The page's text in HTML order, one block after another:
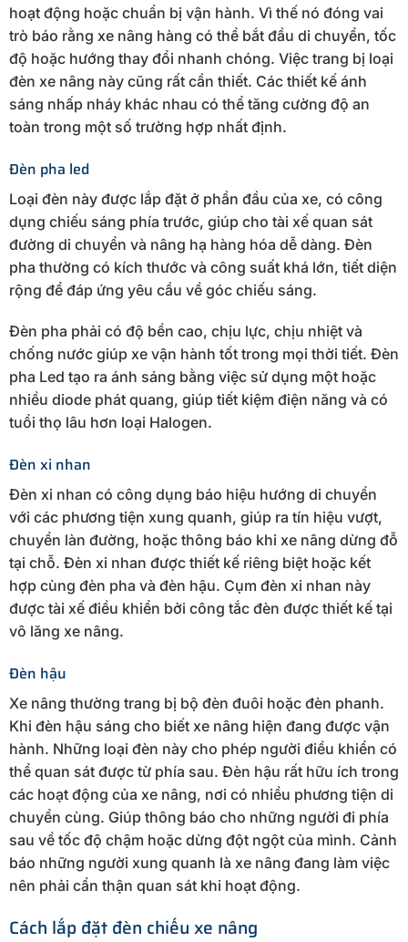
hoạt động hoặc chuẩn bị vận hành. Vì thế nó đóng vai
trò báo rằng xe nâng hàng có thể bắt đầu di chuyển, tốc
độ hoặc hướng thay đổi nhanh chóng. Việc trang bị loại
đèn xe nâng này cũng rất cần thiết. Các thiết kế ánh
sáng nhấp nháy khác nhau có thể tăng cường độ an
toàn trong một số trường hợp nhất định.
Đèn pha led
Loại đèn này được lắp đặt ở phần đầu của xe, có công
dụng chiếu sáng phía trước, giúp cho tài xế quan sát
đường di chuyển và nâng hạ hàng hóa dễ dàng. Đèn
pha thường có kích thước và công suất khá lớn, tiết diện
rộng để đáp ứng yêu cầu về góc chiếu sáng.
Đèn pha phải có độ bền cao, chịu lực, chịu nhiệt và
chống nước giúp xe vận hành tốt trong mọi thời tiết. Đèn
pha Led tạo ra ánh sáng bằng việc sử dụng một hoặc
nhiều diode phát quang, giúp tiết kiệm điện năng và có
tuổi thọ lâu hơn loại Halogen.
Đèn xi nhan
Đèn xi nhan có công dụng báo hiệu hướng di chuyển
với các phương tiện xung quanh, giúp ra tín hiệu vượt,
chuyển làn đường, hoặc thông báo khi xe nâng dừng đỗ
tại chỗ. Đèn xi nhan được thiết kế riêng biệt hoặc kết
hợp cùng đèn pha và đèn hậu. Cụm đèn xi nhan này
được tài xế điều khiển bởi công tắc đèn được thiết kế tại
vô lăng xe nâng.
Đèn hậu
Xe nâng thường trang bị bộ đèn đuôi hoặc đèn phanh.
Khi đèn hậu sáng cho biết xe nâng hiện đang được vận
hành. Những loại đèn này cho phép người điều khiển có
thể quan sát được từ phía sau. Đèn hậu rất hữu ích trong
các hoạt động của xe nâng, nơi có nhiều phương tiện di
chuyển cùng. Giúp thông báo cho những người đi phía
sau về tốc độ chậm hoặc dừng đột ngột của mình. Cảnh
báo những người xung quanh là xe nâng đang làm việc
nên phải cẩn thận quan sát khi hoạt động.
Cách lắp đặt đèn chiếu xe nâng